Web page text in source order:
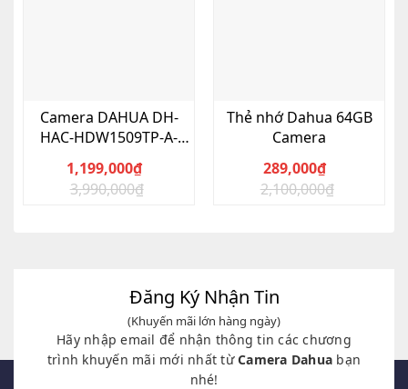
Camera DAHUA DH-
HAC-HDW1509TP-A-
Color
3,990,000₫
Giá
1,199,000₫
Giá
Thẻ nhớ Dahua 64GB
Camera
2,100,000₫
Giá
289,000₫
Giá
Đăng Ký Nhận Tin
(Khuyến mãi lớn hàng ngày)
Hãy nhập email để nhận thông tin các chương
trình khuyến mãi mới nhất từCamera Dahua bạn
nhé!